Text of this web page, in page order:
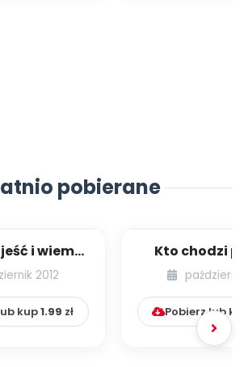
pobierane
i wiemy,
2012
kup1.99 zł
Kto chodzi
grzybów
przyniesie
Pobierz lub